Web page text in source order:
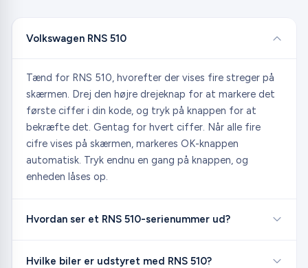
Volkswagen RNS 510
Tænd for RNS 510, hvorefter der vises fire streger på
skærmen. Drej den højre drejeknap for at markere det
første ciffer i din kode, og tryk på knappen for at
bekræfte det. Gentag for hvert ciffer. Når alle fire
cifre vises på skærmen, markeres OK-knappen
automatisk. Tryk endnu en gang på knappen, og
enheden låses op.
Hvordan ser et RNS 510-serienummer ud?
Hvilke biler er udstyret med RNS 510?